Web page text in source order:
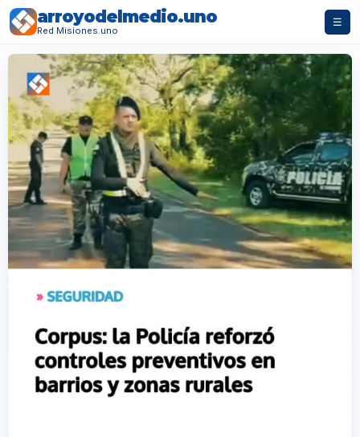
arroyodelmedio.uno
Red Misiones.uno
☰